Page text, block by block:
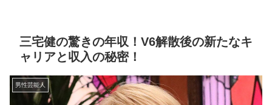
三宅健の驚きの年収！V6解散後の新たなキ
ャリアと収入の秘密！
男性芸能人